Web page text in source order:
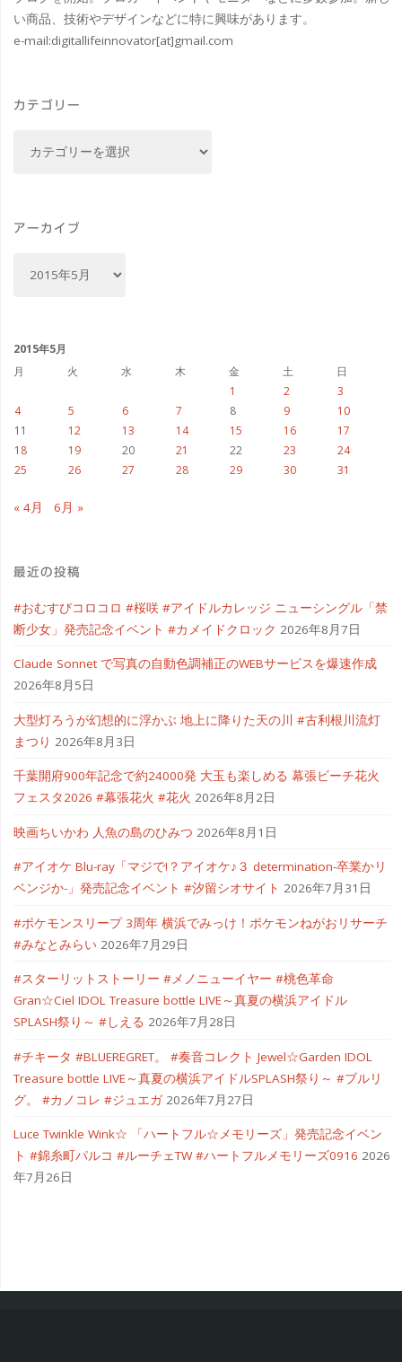
い商品、技術やデザインなどに特に興味があります。
e-mail:digitallifeinnovator[at]gmail.com
カテゴリー
ー
アーカイブ
ブ
2015年5月
月
火 水 木 金 土
日
1
2
3
4
5 6 7 8 9
10
11
12 13 14 15 16
17
18
19 20 21 22 23
24
25
26 27 28 29 30 31
« 4月 6月 »
最近の投稿
#おむすびコロコロ #桜咲 #アイドルカレッジ ニューシングル「禁
断少女」発売記念イベント #カメイドクロック 2026年8月7日
Claude Sonnet で写真の自動色調補正のWEBサービスを爆速作成
2026年8月5日
大型灯ろうが幻想的に浮かぶ 地上に降りた天の川 #古利根川流灯
まつり 2026年8月3日
千葉開府900年記念で約24000発 大玉も楽しめる 幕張ビーチ花火
フェスタ2026 #幕張花火 #花火 2026年8月2日
映画ちいかわ 人魚の島のひみつ 2026年8月1日
#アイオケ Blu-ray「マジで!？アイオケ♪３ determination-卒業かリ
ベンジか-」発売記念イベント #汐留シオサイト 2026年7月31日
#ポケモンスリープ 3周年 横浜でみっけ！ポケモンねがおリサーチ
#みなとみらい 2026年7月29日
#スターリットストーリー #メノニューイヤー #桃色革命
Gran☆Ciel IDOL Treasure bottle LIVE～真夏の横浜アイドル
SPLASH祭り～ #しえる 2026年7月28日
#チキータ #BLUEREGRET。 #奏音コレクト Jewel☆Garden IDOL
Treasure bottle LIVE～真夏の横浜アイドルSPLASH祭り～ #ブルリ
グ。 #カノコレ #ジュエガ 2026年7月27日
Luce Twinkle Wink☆ 「ハートフル☆メモリーズ」発売記念イベン
ト #錦糸町パルコ #ルーチェTW #ハートフルメモリーズ0916 2026
年7月26日